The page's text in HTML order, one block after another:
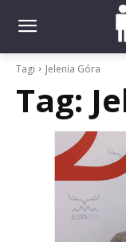
Tagi Jelenia Góra
Tag: